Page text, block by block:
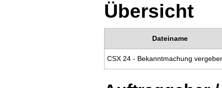
Übersicht
Dateiname